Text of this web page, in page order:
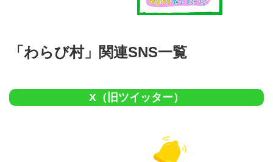
「わらび村」関連SNS一覧
X（旧ツイッター）